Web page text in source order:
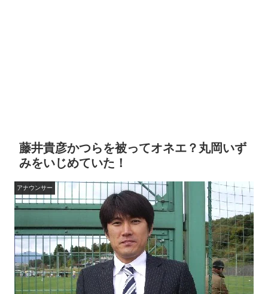
藤井貴彦かつらを被ってオネエ？丸岡いず
みをいじめていた！
アナウンサー